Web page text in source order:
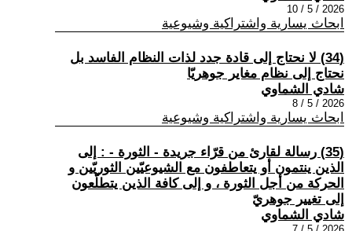
2026 / 5 / 10
ابحاث يسارية واشتراكية وشيوعية
(34) لا نحتاج إلى قادة جدد لذات النظام الفاسد بل
نحتاج إلى نظام مغاير جوهريّا
شادي الشماوي
2026 / 5 / 8
ابحاث يسارية واشتراكية وشيوعية
(35) رسالة لقارئ من قرّاء جريدة - الثورة - : إلى
الذين ينتمون أو يتعاطفون مع الشيوعيّين الثوريّين و
الحركة من أجل الثورة ، و إلى كافة الذين يتطلّعون
إلى تغيير جوهريّ
شادي الشماوي